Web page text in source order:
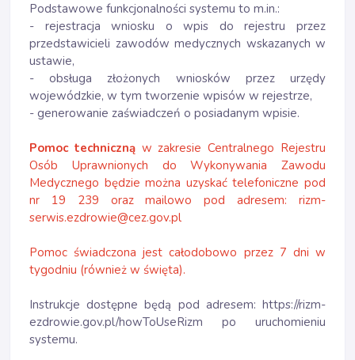
Podstawowe funkcjonalności systemu to m.in.:
- rejestracja wniosku o wpis do rejestru przez
przedstawicieli zawodów medycznych wskazanych w
ustawie,
- obsługa złożonych wniosków przez urzędy
wojewódzkie, w tym tworzenie wpisów w rejestrze,
- generowanie zaświadczeń o posiadanym wpisie.
Pomoc technicznąw zakresie Centralnego Rejestru
Osób Uprawnionych do Wykonywania Zawodu
Medycznego będzie można uzyskać telefoniczne pod
nr 19 239 oraz mailowo pod adresem: rizm-
serwis.ezdrowie@cez.gov.pl
Pomoc świadczona jest całodobowo przez 7 dni w
tygodniu (również w święta).
Instrukcje dostępne będą pod adresem: https://rizm-
ezdrowie.gov.pl/howToUseRizm po uruchomieniu
systemu.